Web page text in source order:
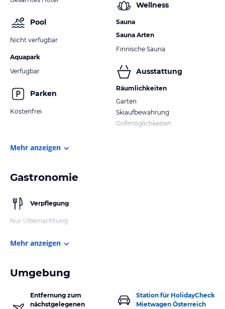
Pool
Nicht verfügbar
Aquapark
Verfügbar
Parken
Kostenfrei
Wellness
Sauna
Sauna Arten
Finnische Sauna
Ausstattung
Räumlichkeiten
Garten
Skiaufbewahrung
Grillmöglichkeiten
Mehr anzeigen
Gastronomie
Verpflegung
Nur Übernachtung
Mehr anzeigen
Umgebung
Entfernung zum
nächstgelegenen
Station für HolidayCheck
Mietwagen Österreich